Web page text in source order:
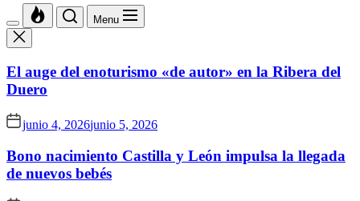
Menu
El auge del enoturismo «de autor» en la Ribera del
Duero
junio 4, 2026junio 5, 2026
Bono nacimiento Castilla y León impulsa la llegada
de nuevos bebés